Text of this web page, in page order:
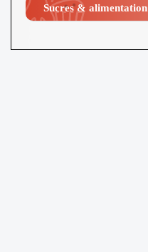
Sucres & alimentation​